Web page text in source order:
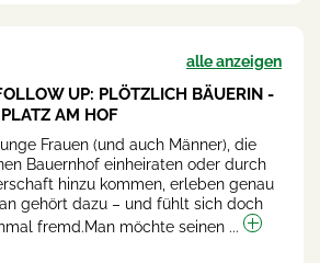
alle anzeigen
UP: PLÖTZLICH BÄUERIN -
AM HOF
Frauen (und auch Männer), die
Bauernhof einheiraten oder durch
hinzu kommen, erleben genau
gehört dazu – und fühlt sich doch
fremd.Man möchte seinen ...